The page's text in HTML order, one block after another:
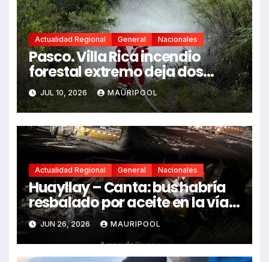
Actualidad Regional General Nacionales
Pasco. Villa Rica incendio
forestal extremo deja dos
fallecidos y heridos
JUL 10, 2026 MAURIPOOL
Actualidad Regional General Nacionales
Huayllay – Canta: bus habría
resbalado por aceite en la vía e
impactó auto siniestrado
dejando dos fallecidos
JUN 26, 2026 MAURIPOOL